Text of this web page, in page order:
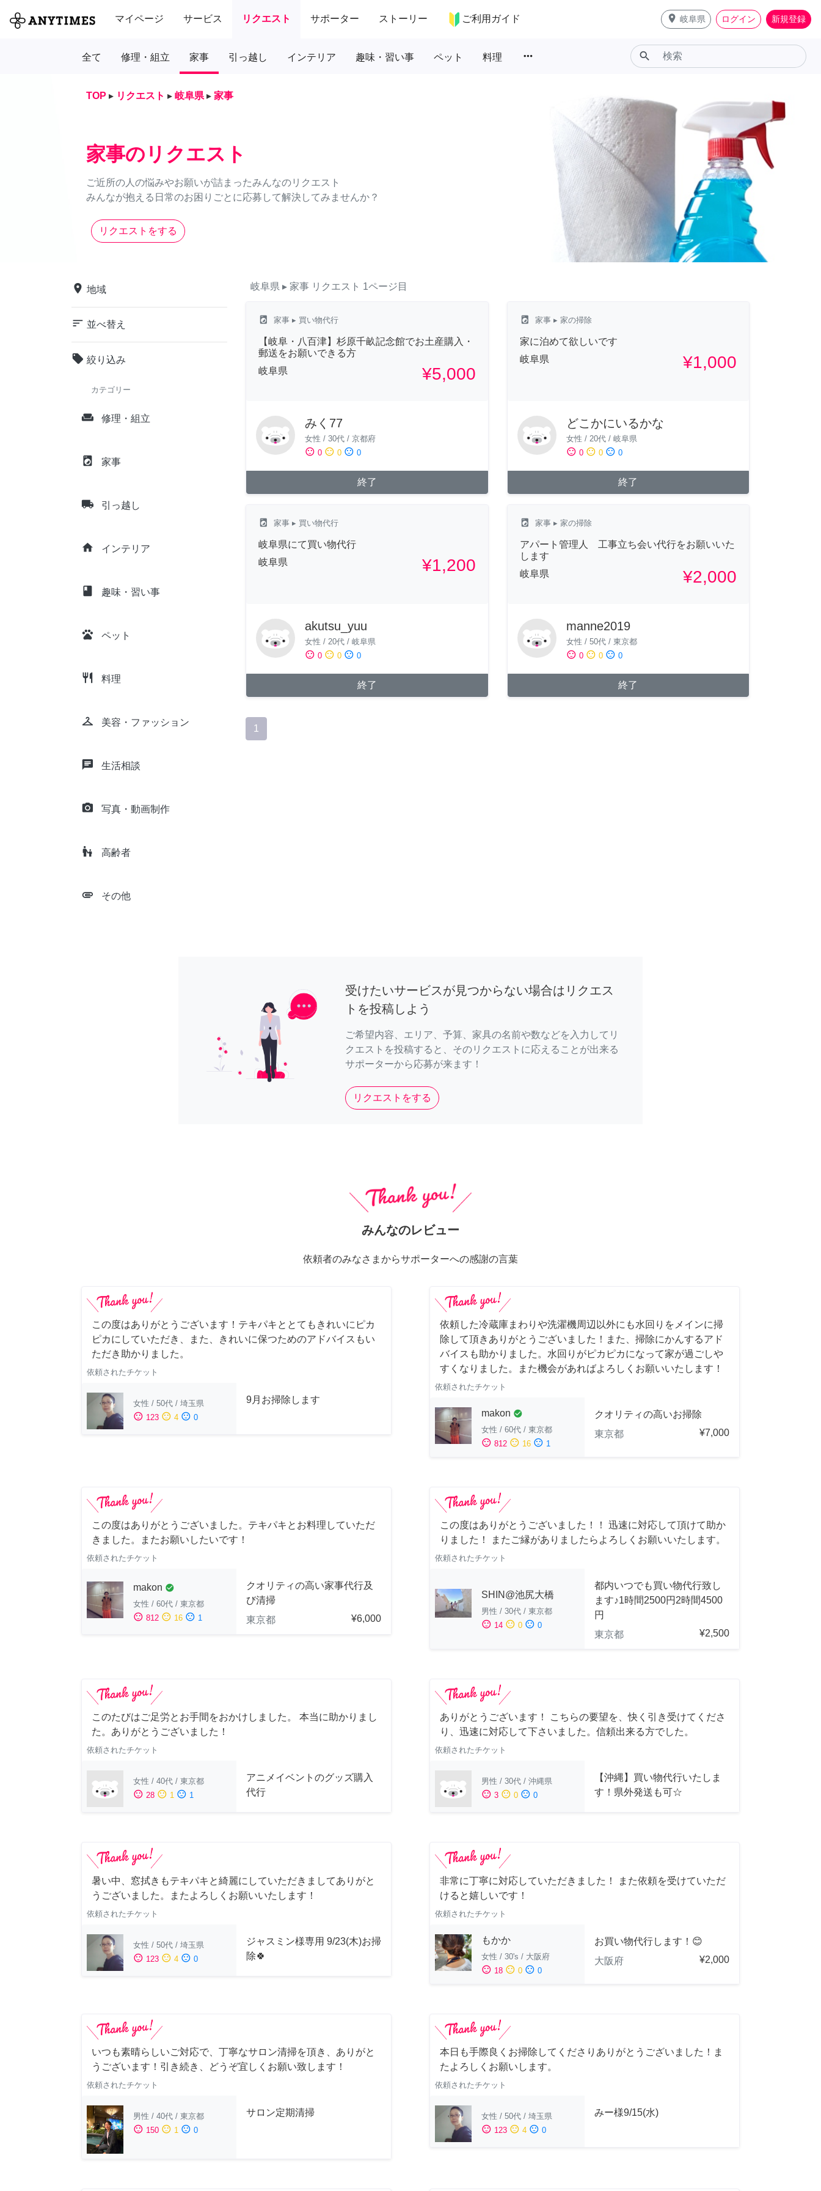
マイページ サービス リクエスト サポーター ストーリー ご利用ガイド place 岐阜県 ログイン 新規登録
全て 修理・組立 家事 引っ越し インテリア 趣味・習い事 ペット 料理 more_horiz search
TOP ▸ リクエスト ▸ 岐阜県 ▸ 家事
家事のリクエスト
ご近所の人の悩みやお願いが詰まったみんなのリクエスト
みんなが抱える日常のお困りごとに応募して解決してみませんか？
リクエストをする
place 地域
sort 並べ替え
local_offer 絞り込み
カテゴリー
weekend 修理・組立
local_laundry_service 家事
local_shipping 引っ越し
home インテリア
class 趣味・習い事
pets ペット
restaurant 料理
checkroom 美容・ファッション
chat 生活相談
camera_alt 写真・動画制作
escalator_warning 高齢者
attachment その他
岐阜県 ▸ 家事 リクエスト 1ページ目
local_laundry_service 家事 ▸ 買い物代行
【岐阜・八百津】杉原千畝記念館でお土産購入・
郵送をお願いできる方
岐阜県
¥5,000
みく77
女性 / 30代 / 京都府
sentiment_satisfied 0 sentiment_neutral 0 sentiment_dissatisfied 0
終了
local_laundry_service 家事▸ 家の掃除
家に泊めて欲しいです
岐阜県
¥1,000
どこかにいるかな
女性 / 20代/ 岐阜県
sentiment_satisfied 0 sentiment_neutral 0 sentiment_dissatisfied 0
終了
local_laundry_service 家事 ▸ 買い物代行
岐阜県にて買い物代行
岐阜県
¥1,200
akutsu_yuu
女性 / 20代 / 岐阜県
sentiment_satisfied 0 sentiment_neutral 0 sentiment_dissatisfied 0
終了
local_laundry_service 家事▸ 家の掃除
アパート管理人 工事立ち会い代行をお願いいた
します
岐阜県
¥2,000
manne2019
女性 / 50代/ 東京都
sentiment_satisfied 0 sentiment_neutral 0 sentiment_dissatisfied 0
終了
1
受けたいサービスが見つからない場合はリクエス
トを投稿しよう
ご希望内容、エリア、予算、家具の名前や数などを入力してリ
クエストを投稿すると、そのリクエストに応えることが出来る
サポーターから応募が来ます！
リクエストをする
みんなのレビュー
依頼者のみなさまからサポーターへの感謝の言葉
この度はありがとうございます！テキパキととてもきれいにピカ
ピカにしていただき、また、きれいに保つためのアドバイスもい
ただき助かりました。
依頼されたチケット
女性 / 50代 / 埼玉県
sentiment_satisfied 123 sentiment_neutral 4 sentiment_dissatisfied 0
9月お掃除します
依頼した冷蔵庫まわりや洗濯機周辺以外にも水回りをメインに掃
除して頂きありがとうございました！また、掃除にかんするアド
バイスも助かりました。水回りがピカピカになって家が過ごしや
すくなりました。また機会があればよろしくお願いいたします！
依頼されたチケット
makon check_circle
女性 / 60代 / 東京都
sentiment_satisfied 812 sentiment_neutral 16 sentiment_dissatisfied 1
クオリティの高いお掃除
東京都
¥7,000
この度はありがとうございました。テキパキとお料理していただ
きました。またお願いしたいです！
依頼されたチケット
makon check_circle
女性 / 60代 / 東京都
sentiment_satisfied 812 sentiment_neutral 16 sentiment_dissatisfied 1
クオリティの高い家事代行及
び清掃
東京都
¥6,000
この度はありがとうございました！！ 迅速に対応して頂けて助か
りました！ またご縁がありましたらよろしくお願いいたします。
依頼されたチケット
SHIN@池尻大橋
男性 / 30代 / 東京都
sentiment_satisfied 14 sentiment_neutral 0 sentiment_dissatisfied 0
都内いつでも買い物代行致し
ます♪1時間2500円2時間4500
円
東京都
¥2,500
このたびはご足労とお手間をおかけしました。 本当に助かりまし
た。ありがとうございました！
依頼されたチケット
女性 / 40代 / 東京都
sentiment_satisfied 28 sentiment_neutral 1 sentiment_dissatisfied 1
アニメイベントのグッズ購入
代行
ありがとうございます！ こちらの要望を、快く引き受けてくださ
り、迅速に対応して下さいました。信頼出来る方でした。
依頼されたチケット
男性 / 30代 / 沖縄県
sentiment_satisfied 3 sentiment_neutral 0 sentiment_dissatisfied 0
【沖縄】買い物代行いたしま
す！県外発送も可☆
暑い中、窓拭きもテキパキと綺麗にしていただきましてありがと
うございました。またよろしくお願いいたします！
依頼されたチケット
女性 / 50代 / 埼玉県
sentiment_satisfied 123 sentiment_neutral 4 sentiment_dissatisfied 0
ジャスミン様専用 9/23(木)お掃
除🍀
非常に丁寧に対応していただきました！ また依頼を受けていただ
けると嬉しいです！
依頼されたチケット
もかか
女性 / 30's / 大阪府
sentiment_satisfied 18 sentiment_neutral 0 sentiment_dissatisfied 0
お買い物代行します！😊
大阪府
¥2,000
いつも素晴らしいご対応で、丁寧なサロン清掃を頂き、ありがと
うございます！引き続き、どうぞ宜しくお願い致します！
依頼されたチケット
男性 / 40代 / 東京都
sentiment_satisfied 150 sentiment_neutral 1 sentiment_dissatisfied 0
サロン定期清掃
本日も手際良くお掃除してくださりありがとうございました！ま
たよろしくお願いします。
依頼されたチケット
女性 / 50代 / 埼玉県
sentiment_satisfied 123 sentiment_neutral 4 sentiment_dissatisfied 0
みー様9/15(水)